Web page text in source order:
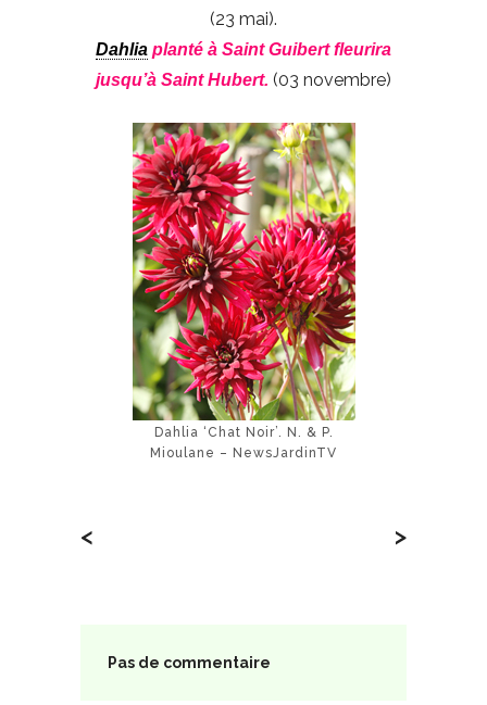
(23 mai).
Dahlia planté à Saint Guibert fleurira
jusqu’à Saint Hubert. (03 novembre)
Dahlia ‘Chat Noir’. N. & P.
Mioulane – NewsJardinTV
< >
Pas de commentaire